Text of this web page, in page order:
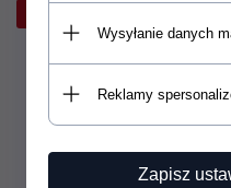
Wysyłanie danych
Reklamy
Zapisz